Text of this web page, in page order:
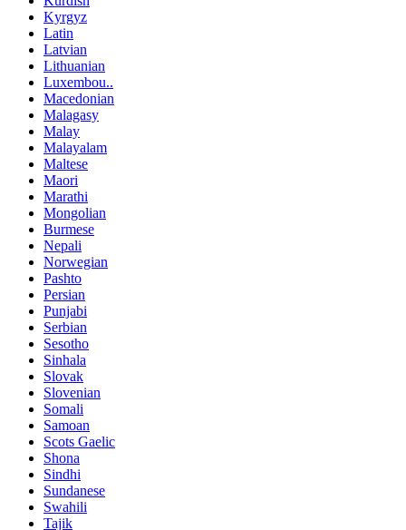
Kyrgyz
Latin
Latvian
Lithuanian
Luxembou..
Macedonian
Malagasy
Malay
Malayalam
Maltese
Maori
Marathi
Mongolian
Burmese
Nepali
Norwegian
Pashto
Persian
Punjabi
Serbian
Sesotho
Sinhala
Slovak
Slovenian
Somali
Samoan
Scots Gaelic
Shona
Sindhi
Sundanese
Swahili
Tajik